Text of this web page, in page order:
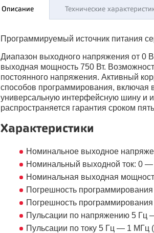
Описание Технические
Программируемый источник питания
Диапазон выходного напряжения от 0
выходная мощность 750 Вт.
постоянного напряжения. Активный
способов программирования,
универсальную интерфейсную шину и
распространяется гарантия сроком пять
Характеристики
Номинальное выходное
Номинальный выходной ток: 0 —
Номинальная выходная
Погрешность
Погрешность
Пульсации по напряжению 5 Гц
Пульсации по току 5 Гц — 1 МГц